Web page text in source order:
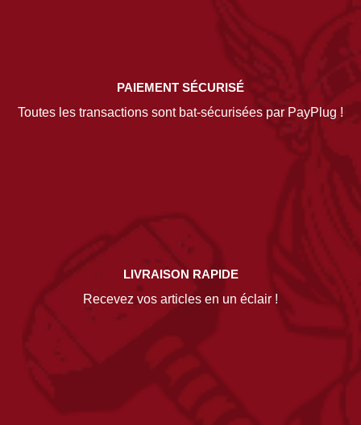
PAIEMENT SÉCURISÉ
Toutes les transactions sont bat-sécurisées par PayPlug !
LIVRAISON RAPIDE
Recevez vos articles en un éclair !